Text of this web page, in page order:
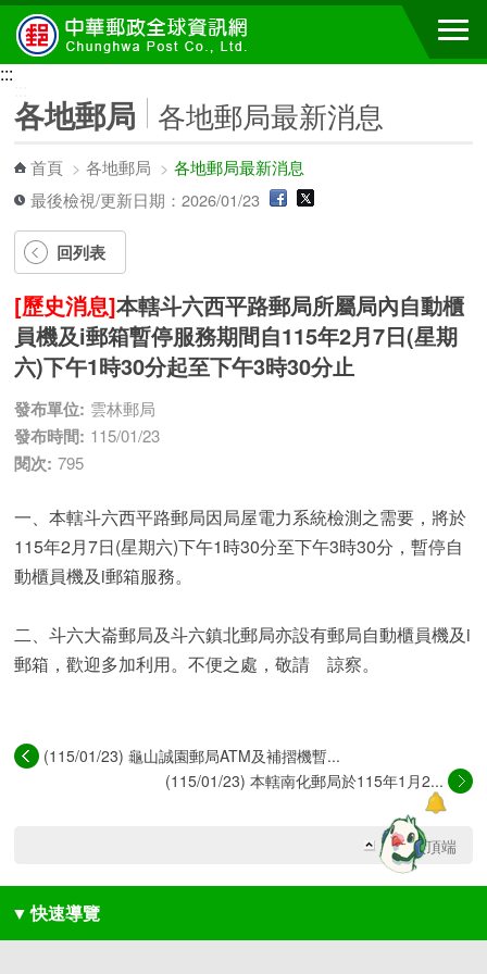
跳到主要內容區塊
:::
各地郵局 各地郵局最新消息
首頁 >各地郵局 >各地郵局最新消息
最後檢視/更新日期：2026/01/23
回列表
[歷史消息]本轄斗六西平路郵局所屬局內自動櫃
員機及i郵箱暫停服務期間自115年2月7日(星期
六)下午1時30分起至下午3時30分止
發布單位: 雲林郵局
發布時間: 115/01/23
閱次: 795
一、本轄斗六西平路郵局因局屋電力系統檢測之需要，將於
115年2月7日(星期六)下午1時30分至下午3時30分，暫停自
動櫃員機及i郵箱服務。
二、斗六大崙郵局及斗六鎮北郵局亦設有郵局自動櫃員機及i
郵箱，歡迎多加利用。不便之處，敬請 諒察。
(115/01/23) 龜山誠園郵局ATM及補摺機暫...
(115/01/23) 本轄南化郵局於115年1月2...
回網頁頂端
▼ 快速導覽